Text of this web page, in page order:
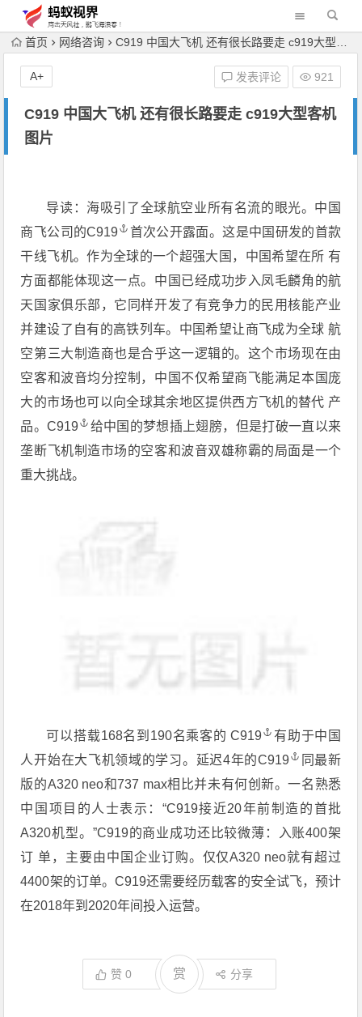
首页 网络咨询 C919 中国大飞机 还有很长路要走 c919大型客机图片
C919 中国大飞机 还有很长路要走 c919大型客机
图片
发表评论 921
A+
导读：海吸引了全球航空业所有名流的眼光。中国
商飞公司的C919
首次公开露面。这是中国研发的首款
干线飞机。作为全球的一个超强大国，中国希望在所 有
方面都能体现这一点。中国已经成功步入凤毛麟角的航
天国家俱乐部，它同样开发了有竞争力的民用核能产业
并建设了自有的高铁列车。中国希望让商飞成为全球 航
空第三大制造商也是合乎这一逻辑的。这个市场现在由
空客和波音均分控制，中国不仅希望商飞能满足本国庞
大的市场也可以向全球其余地区提供西方飞机的替代 产
品。C919
给中国的梦想插上翅膀，但是打破一直以来
垄断飞机制造市场的空客和波音双雄称霸的局面是一个
重大挑战。
可以搭载168名到190名乘客的C919
有助于中国
人开始在大飞机领域的学习。延迟4年的C919
同最新
版的A320 neo和737 max相比并未有何创新。一名熟悉
中国项目的人士表示：“C919接近20年前制造的首批
A320机型。”C919的商业成功还比较微薄：入账400架
订 单，主要由中国企业订购。仅仅A320 neo就有超过
4400架的订单。C919还需要经历载客的安全试飞，预计
在2018年到2020年间投入运营。
赞0 赏 分享